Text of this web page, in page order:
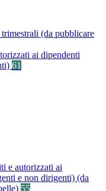
trimestrali (da pubblicare
ai dipendenti
61
e autorizzati ai
e non dirigenti) (da
55